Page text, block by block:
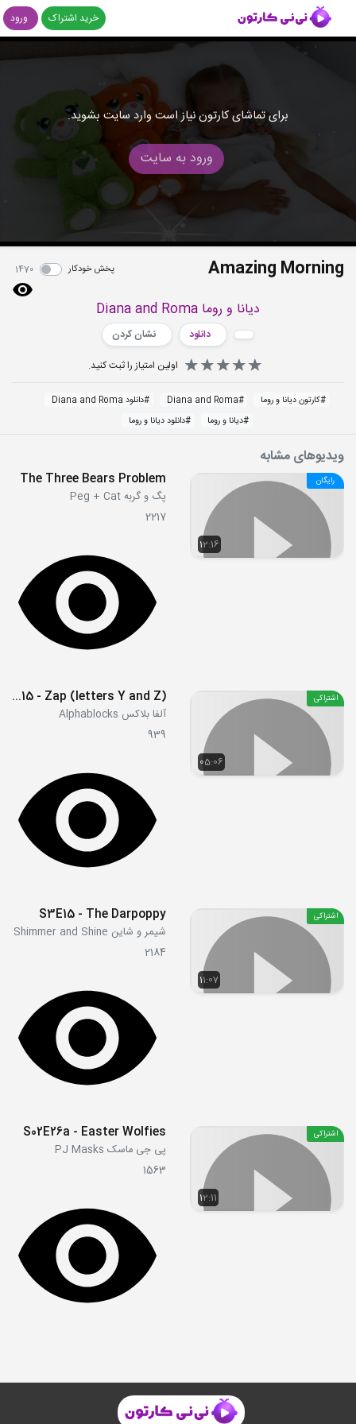
خرید اشتراک ورود
برای تماشای کارتون نیاز است وارد سایت بشوید.
ورود به سایت
Amazing Morning پخش خودکار 1470
دیانا و روما Diana and Roma
دانلود
نشان کردن
اولین امتیاز را ثبت کنید.
#کارتون دیانا و روما #
Diana and Roma
#دانلود Diana and Roma
#دیانا و روما #دانلود دیانا و روما
ویدیوهای مشابه
12:16
رایگان The Three Bears Problem
پگ و گربه Peg + Cat
2217
05:06
اشتراکی S02E15 - Zap (letters Y and Z)
آلفا بلاکس Alphablocks
939
11:07
اشتراکی S3E15 - The Darpoppy
شیمر و شاین Shimmer and Shine
2184
12:11
اشتراکی S02E26a - Easter Wolfies
پی جی ماسک PJ Masks
1563